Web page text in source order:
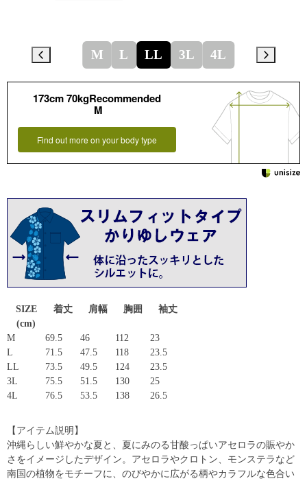
M L LL 3L 4L
173cm 70kgRecommended
M
Find out more on your body type
SIZE
(cm)
着丈 肩幅 胸囲 袖丈
M 69.5 46 112
23
L
71.5 47.5 118
23.5
LL
73.5 49.5 124
23.5
3L
75.5 51.5 130
25
4L
76.5 53.5 138 26.5
【アイテム説明】
沖縄らしい鮮やかな夏と、夏にみのる甘酸っぱいアセロラの賑やか
さをイメージしたデザイン。アセロラやクロトン、モンステラなど
南国の植物をモチーフに、のびやかに広がる柄やカラフルな色合い